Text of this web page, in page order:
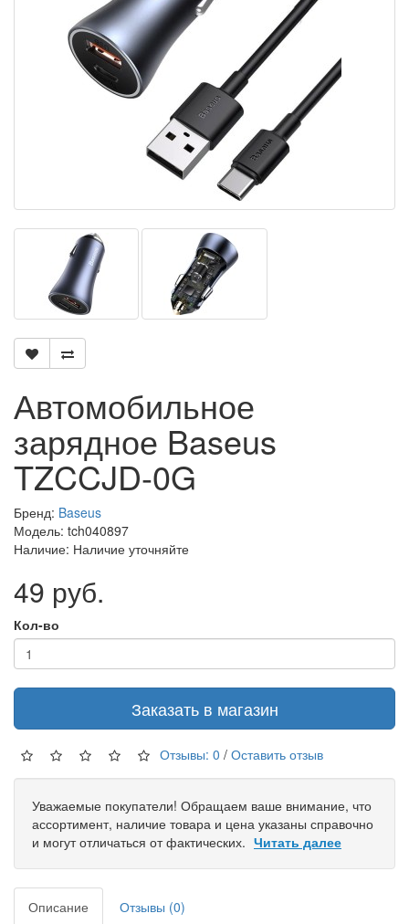
Автомобильное
зарядное Baseus
TZCCJD-0G
Бренд: Baseus
Модель: tch040897
Наличие: Наличие уточняйте
49 руб.
Кол-во
Заказать в магазин
Отзывы: 0 / Оставить отзыв
Уважаемые покупатели! Обращаем ваше внимание, что
ассортимент, наличие товара и цена указаны справочно
и могут отличаться от фактических. Читать далее
Описание
Отзывы (0)